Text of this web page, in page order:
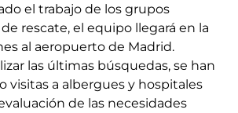
el trabajo de los grupos
rescate, el equipo llegará en la
al aeropuerto de Madrid.
las últimas búsquedas, se han
visitas a albergues y hospitales
de las necesidades